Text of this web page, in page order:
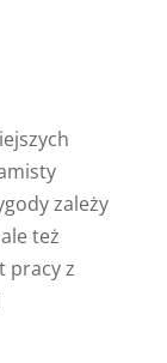
zależy
też
pracy z